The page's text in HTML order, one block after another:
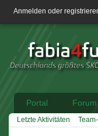
Anmelden oder
Portal Forum
Letzte Aktivitäten